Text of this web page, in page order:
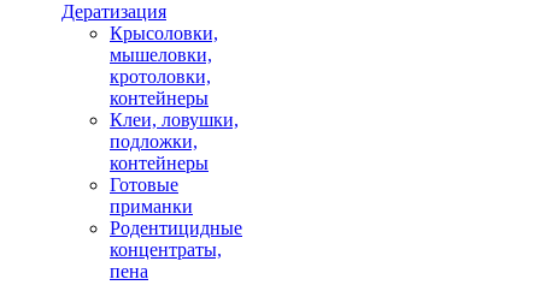
Дератизация
Крысоловки,
мышеловки,
кротоловки,
контейнеры
Клеи, ловушки,
подложки,
контейнеры
Готовые
приманки
Родентицидные
концентраты,
пена